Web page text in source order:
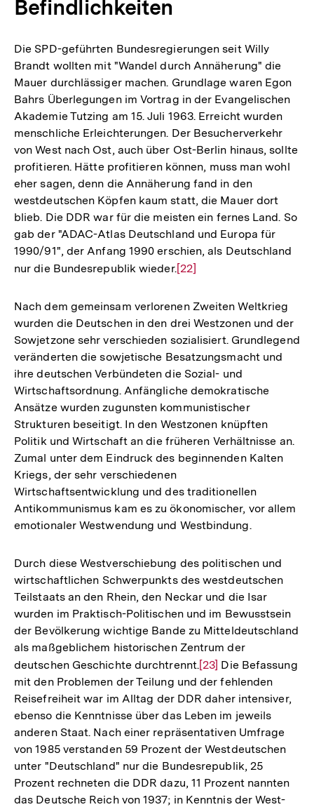
Befindlichkeiten
Die SPD-geführten Bundesregierungen seit Willy
Brandt wollten mit "Wandel durch Annäherung" die
Mauer durchlässiger machen. Grundlage waren Egon
Bahrs Überlegungen im Vortrag in der Evangelischen
Akademie Tutzing am 15. Juli 1963. Erreicht wurden
menschliche Erleichterungen. Der Besucherverkehr
von West nach Ost, auch über Ost-Berlin hinaus, sollte
profitieren. Hätte profitieren können, muss man wohl
eher sagen, denn die Annäherung fand in den
westdeutschen Köpfen kaum statt, die Mauer dort
blieb. Die DDR war für die meisten ein fernes Land. So
gab der "ADAC-Atlas Deutschland und Europa für
1990/91", der Anfang 1990 erschien, als Deutschland
nur die Bundesrepublik wieder.Zur
der
Fußnote
[22]
Nach dem gemeinsam verlorenen Zweiten Weltkrieg
wurden die Deutschen in den drei Westzonen und der
Sowjetzone sehr verschieden sozialisiert. Grundlegend
veränderten die sowjetische Besatzungsmacht und
ihre deutschen Verbündeten die Sozial- und
Wirtschaftsordnung. Anfängliche demokratische
Ansätze wurden zugunsten kommunistischer
Strukturen beseitigt. In den Westzonen knüpften
Politik und Wirtschaft an die früheren Verhältnisse an.
Zumal unter dem Eindruck des beginnenden Kalten
Kriegs, der sehr verschiedenen
Wirtschaftsentwicklung und des traditionellen
Antikommunismus kam es zu ökonomischer, vor allem
emotionaler Westwendung und Westbindung.
Durch diese Westverschiebung des politischen und
wirtschaftlichen Schwerpunkts des westdeutschen
Teilstaats an den Rhein, den Neckar und die Isar
wurden im Praktisch-Politischen und im Bewusstsein
der Bevölkerung wichtige Bande zu Mitteldeutschland
als maßgeblichem historischen Zentrum der
deutschen Geschichte durchtrennt.Zur
Auflösung
der
Fußnote
[23] Die Befassung
mit den Problemen der Teilung und der fehlenden
Reisefreiheit war im Alltag der DDR daher intensiver,
ebenso die Kenntnisse über das Leben im jeweils
anderen Staat. Nach einer repräsentativen Umfrage
von 1985 verstanden 59 Prozent der Westdeutschen
unter "Deutschland" nur die Bundesrepublik, 25
Prozent rechneten die DDR dazu, 11 Prozent nannten
das Deutsche Reich von 1937; in Kenntnis der West-